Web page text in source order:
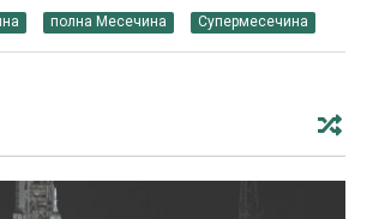
полна Месечина Супермесечина